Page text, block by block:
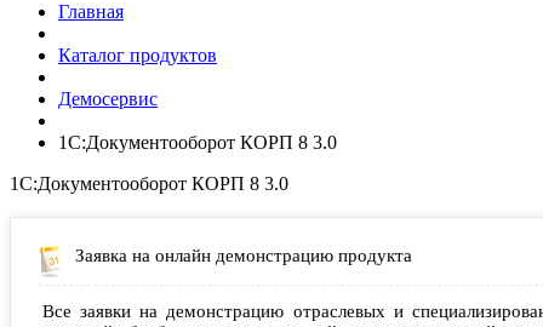
Главная
Каталог продуктов
Демосервис
1C:Документооборот КОРП 8 3.0
1C:Документооборот КОРП 8 3.0
Заявка на онлайн демонстрацию продукта
Все заявки на демонстрацию отраслевых и